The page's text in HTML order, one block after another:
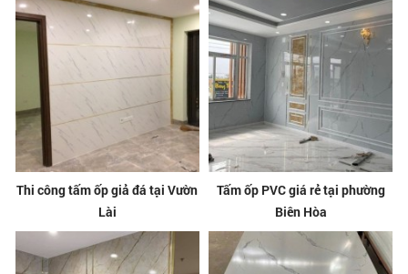
Thi công tấm ốp giả đá tại Vườn
Lài
Tấm ốp PVC giá rẻ tại phường
Biên Hòa